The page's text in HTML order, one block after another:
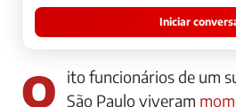
Iniciar
Oito funcionários de um supermercado em São Paulo viveram